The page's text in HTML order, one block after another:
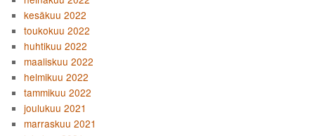
kesäkuu 2022
toukokuu 2022
huhtikuu 2022
maaliskuu 2022
helmikuu 2022
tammikuu 2022
joulukuu 2021
marraskuu 2021